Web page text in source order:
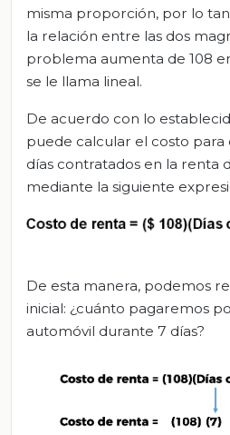
misma proporción, por lo
la relación entre las dos
problema aumenta de 108
se le llama lineal.
De acuerdo con lo
puede calcular el costo
días contratados en la renta
mediante la siguiente
De esta manera, podemos
inicial: ¿cuánto pagaremos
automóvil durante 7 días?